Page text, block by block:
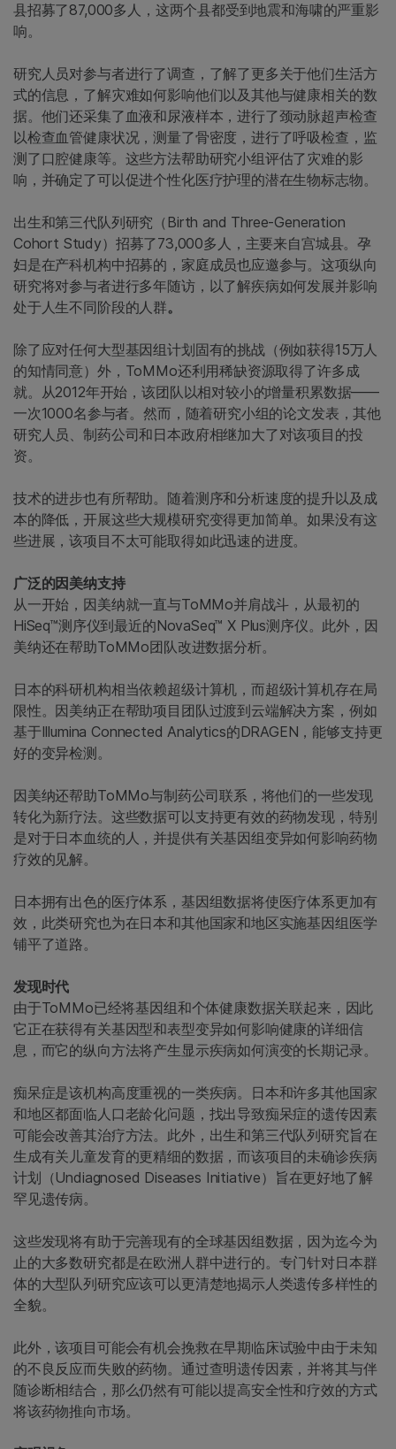
县招募了87,000多人，这两个县都受到地震和海啸的严重影
响。
研究人员对参与者进行了调查，了解了更多关于他们生活方
式的信息，了解灾难如何影响他们以及其他与健康相关的数
据。他们还采集了血液和尿液样本，进行了颈动脉超声检查
以检查血管健康状况，测量了骨密度，进行了呼吸检查，监
测了口腔健康等。这些方法帮助研究小组评估了灾难的影
响，并确定了可以促进个性化医疗护理的潜在生物标志物。
出生和第三代队列研究（Birth and Three-Generation
Cohort Study）招募了73,000多人，主要来自宫城县。孕
妇是在产科机构中招募的，家庭成员也应邀参与。这项纵向
研究将对参与者进行多年随访，以了解疾病如何发展并影响
处于人生不同阶段的人群。
除了应对任何大型基因组计划固有的挑战（例如获得15万人
的知情同意）外，ToMMo还利用稀缺资源取得了许多成
就。从2012年开始，该团队以相对较小的增量积累数据——
一次1000名参与者。然而，随着研究小组的论文发表，其他
研究人员、制药公司和日本政府相继加大了对该项目的投
资。
技术的进步也有所帮助。随着测序和分析速度的提升以及成
本的降低，开展这些大规模研究变得更加简单。如果没有这
些进展，该项目不太可能取得如此迅速的进度。
广泛的因美纳支持
从一开始，因美纳就一直与ToMMo并肩战斗，从最初的
HiSeq™测序仪到最近的NovaSeq™ X Plus测序仪。此外，因
美纳还在帮助ToMMo团队改进数据分析。
日本的科研机构相当依赖超级计算机，而超级计算机存在局
限性。因美纳正在帮助项目团队过渡到云端解决方案，例如
基于Illumina Connected Analytics的DRAGEN，能够支持更
好的变异检测。
因美纳还帮助ToMMo与制药公司联系，将他们的一些发现
转化为新疗法。这些数据可以支持更有效的药物发现，特别
是对于日本血统的人，并提供有关基因组变异如何影响药物
疗效的见解。
日本拥有出色的医疗体系，基因组数据将使医疗体系更加有
效，此类研究也为在日本和其他国家和地区实施基因组医学
铺平了道路。
发现时代
由于ToMMo已经将基因组和个体健康数据关联起来，因此
它正在获得有关基因型和表型变异如何影响健康的详细信
息，而它的纵向方法将产生显示疾病如何演变的长期记录。
痴呆症是该机构高度重视的一类疾病。日本和许多其他国家
和地区都面临人口老龄化问题，找出导致痴呆症的遗传因素
可能会改善其治疗方法。此外，出生和第三代队列研究旨在
生成有关儿童发育的更精细的数据，而该项目的未确诊疾病
计划（Undiagnosed Diseases Initiative）旨在更好地了解
罕见遗传病。
这些发现将有助于完善现有的全球基因组数据，因为迄今为
止的大多数研究都是在欧洲人群中进行的。专门针对日本群
体的大型队列研究应该可以更清楚地揭示人类遗传多样性的
全貌。
此外，该项目可能会有机会挽救在早期临床试验中由于未知
的不良反应而失败的药物。通过查明遗传因素，并将其与伴
随诊断相结合，那么仍然有可能以提高安全性和疗效的方式
将该药物推向市场。